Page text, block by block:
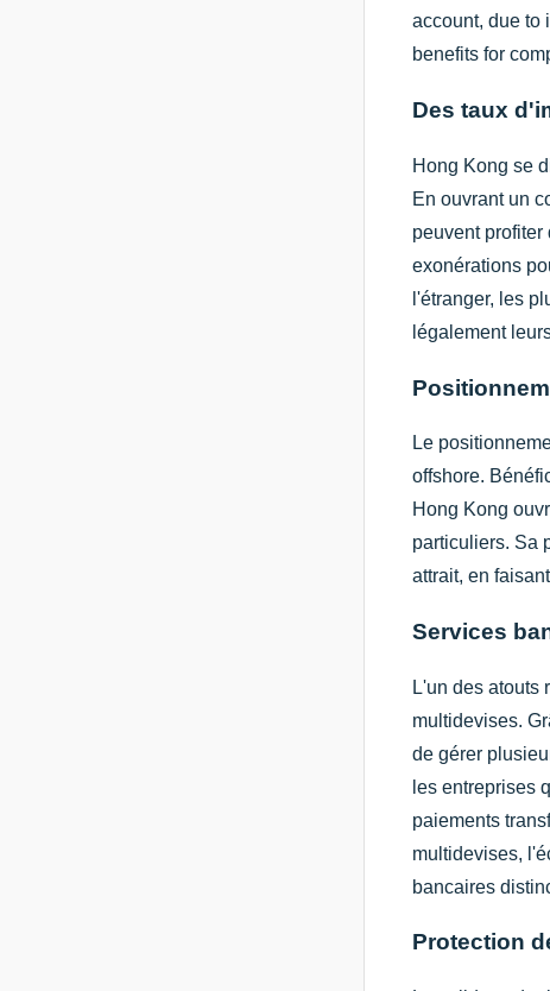
account, due to
benefits for
Des taux
Hong Kong se
En ouvrant un
peuvent
exonérations
l'étranger, les
légalement
Le
offshore.
Hong Kong
particuliers. Sa
attrait, en
Services
L'un des atouts
multidevises.
de gérer
les entreprises
paiements
multidevises,
bancaires
Protection